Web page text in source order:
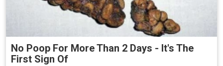
No Poop For More Than 2 Days - It's The
First Sign Of